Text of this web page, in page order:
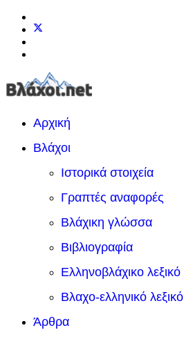
Αρχική
Βλάχοι
Ιστορικά στοιχεία
Γραπτές αναφορές
Βλάχικη γλώσσα
Βιβλιογραφία
Ελληνοβλάχικο λεξικό
Βλαχο-ελληνικό λεξικό
Άρθρα